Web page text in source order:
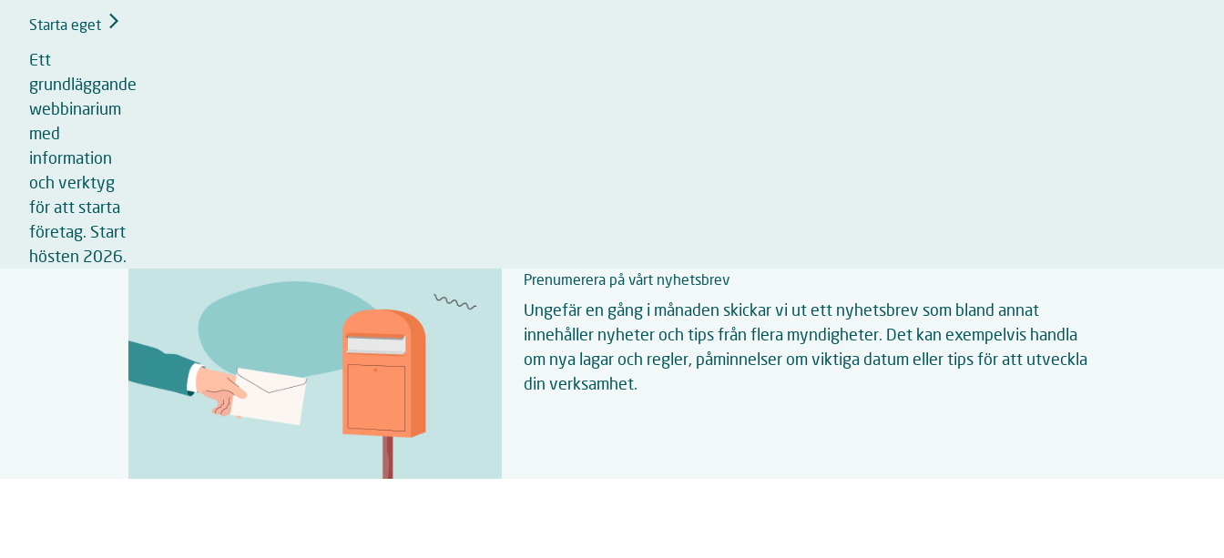
Starta eget
Ett
grundläggande
webbinarium
med
information
och verktyg
för att starta
företag. Start
hösten 2026.
Prenumerera på vårt nyhetsbrev
Ungefär en gång i månaden skickar vi ut ett nyhetsbrev som bland annat
innehåller nyheter och tips från flera myndigheter. Det kan exempelvis handla
om nya lagar och regler, påminnelser om viktiga datum eller tips för att utveckla
din verksamhet.